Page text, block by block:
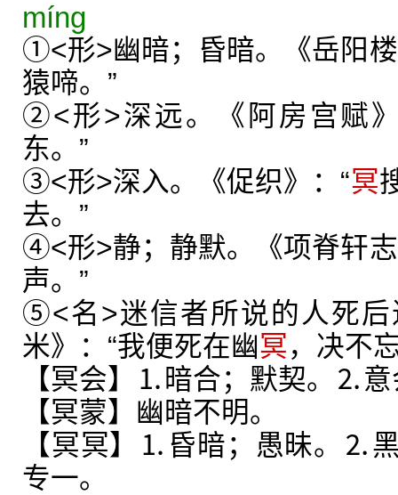
míng
①<形>幽暗；昏暗。《岳阳
猿啼。”
②<形>深远。《阿房宫赋
东。”
③<形>深入。《促织》：“冥
去。”
④<形>静；静默。《项脊轩志
声。”
⑤<名>迷信者所说的人死后
米》：“我便死在幽冥，决不
【冥会】⒈暗合；默契。⒉意
【冥蒙】幽暗不明。
【冥冥】⒈昏暗；愚昧。⒉
专一。